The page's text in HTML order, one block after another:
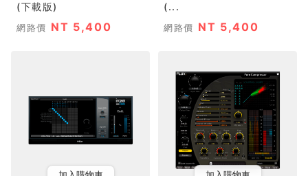
(下載版)
網路價 NT 5,400
(...
網路價 NT 5,400